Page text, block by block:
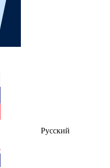
Русский